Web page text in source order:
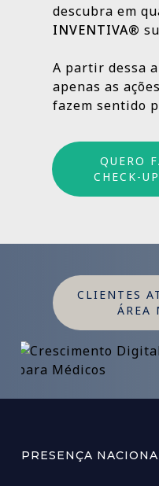
Por isso
médio e longo
crescimento
descubra em
INVENTIVA®
A partir dessa
apenas as
fazem sentido
QUERO
CHECK-
CLIENTES
ÁREA
PRESENÇA